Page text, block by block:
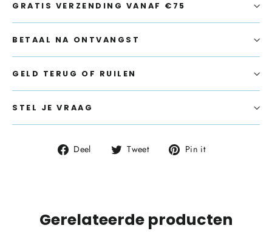
GRATIS VERZENDING VANAF €75
BETAAL NA ONTVANGST
GELD TERUG OF RUILEN
STEL JE VRAAG
Deel
Deel Tweet
Tweet Pin it
Gerelateerde producten